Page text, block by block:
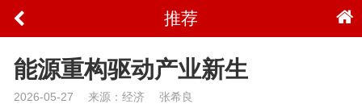
推荐
能源重构驱动产业新生
2026-05-27 来源：经济 张希良